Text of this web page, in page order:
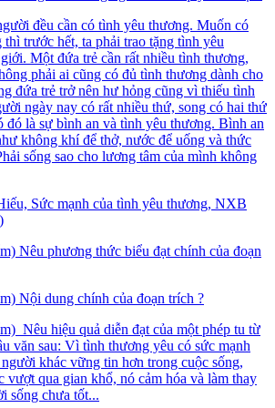
đều cần có tình yêu thương. Muốn có
trước hết, ta phải trao tặng tình yêu
Một đứa trẻ cần rất nhiều tình thương,
phải ai cũng có đủ tình thương dành cho
đứa trẻ trở nên hư hỏng cũng vì thiếu tình
ngày nay có rất nhiều thứ, song có hai thứ
đó là sự bình an và tình yêu thương. Bình an
không khí để thở, nước để uống và thức
sống sao cho lương tâm của mình không
Sức mạnh của tình yêu thương, NXB
Nêu phương thức biểu đạt chính của đoạn
Nội dung chính của đoạn trích ?
Nêu hiệu quả diễn đạt của một phép tu từ
văn sau: Vì tình thương yêu có sức mạnh
khác vững tin hơn trong cuộc sống,
vượt qua gian khổ, nó cảm hóa và làm thay
sống chưa tốt...